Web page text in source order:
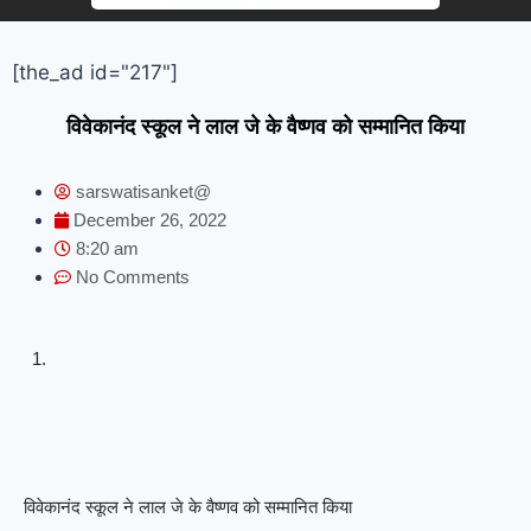
[the_ad id="217"]
विवेकानंद स्कूल ने लाल जे के वैष्णव को सम्मानित किया
sarswatisanket@
December 26, 2022
8:20 am
No Comments
विवेकानंद स्कूल ने लाल जे के वैष्णव को सम्मानित किया